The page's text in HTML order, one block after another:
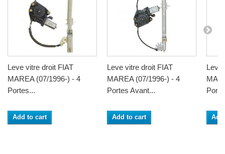
Leve vitre droit FIAT
MAREA (07/1996-) - 4
Portes...
Add to cart
Leve vitre droit FIAT
MAREA (07/1996-) - 4
Portes Avant...
Add to cart
Leve